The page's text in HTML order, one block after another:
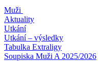
Muži
Aktuality
Utkání
Utkání – výsledky
Tabulka Extraligy
Soupiska Muži A 2025/2026